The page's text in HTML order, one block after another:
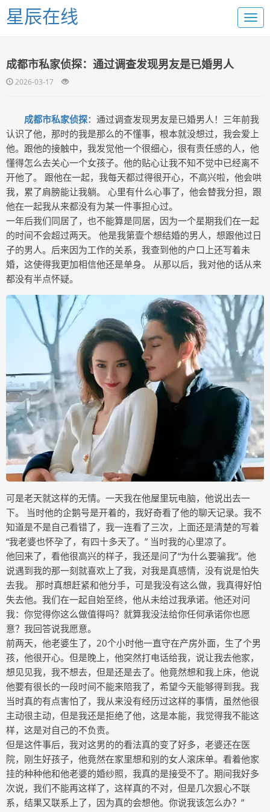
星辰在线
成都市私家侦探：通过调查发现男友是已婚男人
2026-03-17
成都市私家侦探：通过调查发现男友是已婚男人！三年前我
认识了他，那时的我是那么的不懂事，根本就没想过，我会爱上
他。跟他的接触中，我发觉他一个很细心，很有责任感的人，他
懂得怎么去关心一个女孩子。他的贴心让我不知不觉中已经离不
开他了。 跟他在一起，我每天都过得很开心，不高兴啦，他会哄
我，累了肩膀能让我躺。 心里有什么心事了，他会替我分担，跟
他在一起我从来都没有为某一件事担心过。
一年后我们同居了，也不能算是同居，因为一个星期我们在一起
的时间不会超过两天。 他是我第壹个想结婚的男人，想跟他过日
子的男人。后来因为工作的关系，我查到他的户口上还写着未
婚，这使得我更加相信他还是单身。 从那以后，我对他的话从来
都没有半点怀疑。
可是老天就这样的无情。一天我在他屋里玩电脑，他说出去一
下。 当时他的企鹅号是开着的，我好奇看了他的聊天记录。我不
知道是不是自己看错了，我一连看了三次，上面还是清楚的写着
“我老婆也怀孕了，有四十多天了。” 当时我的心里凉了。
他回来了，看他很高兴的样子，我还是问了“为什么要骗我”。他
说遇到我的那一刻就喜欢上了我，对我是真感情，没有说是怕失
去我。 那时真想赶紧和他分手，可是我没有这么做，我真得好怕
失去他。我们在一起自始至终，他从未给过我承诺。他还对问
我：你觉得你这么做值得吗？就算我没法给你任何承诺你也愿
意？我回答说我愿意。
前两天，他老婆生了，20个小时他一直守在产房外面，生了个男
孩，他很开心。但是晚上，他突然打电话给我，说让我去他家，
想见见我，我不想去，但是还是去了。他竟然想和我上床，他说
他要有很长的一段时间不能来陪我了，希望今天能够得到我。我
当时真的有点害怕了，我从来没有经历过这样的事情，虽然他很
主动很主动，但是我还是拒绝了他，这是本能，我觉得我不能这
样，这是对自己的不负责。
但是这件事后，我对这男的的看法真的变了好多，老婆还在医
院，刚生好孩子，他竟然在家里想和别的女人滚床单。看着他家
挂的种种他和他老婆的婚纱照，我真的是接受不了。期间我好多
次说，我们不能再这样了，这样真的不对，但是几次狠心不联
系，结果又联系上了，因为真的会想他。你说我该怎么办？”